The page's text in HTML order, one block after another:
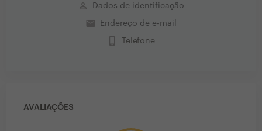
perm_identity Dados de identificação
email Endereço de e-mail
phone_iphone Telefone
AVALIAÇÕES